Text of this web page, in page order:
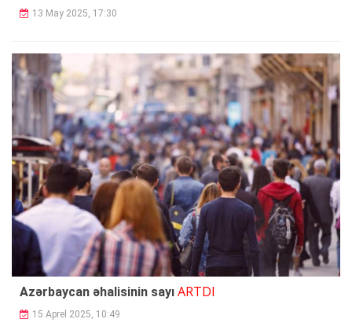
13 May 2025, 17:30
Azərbaycan əhalisinin sayı ARTDI
15 Aprel 2025, 10:49